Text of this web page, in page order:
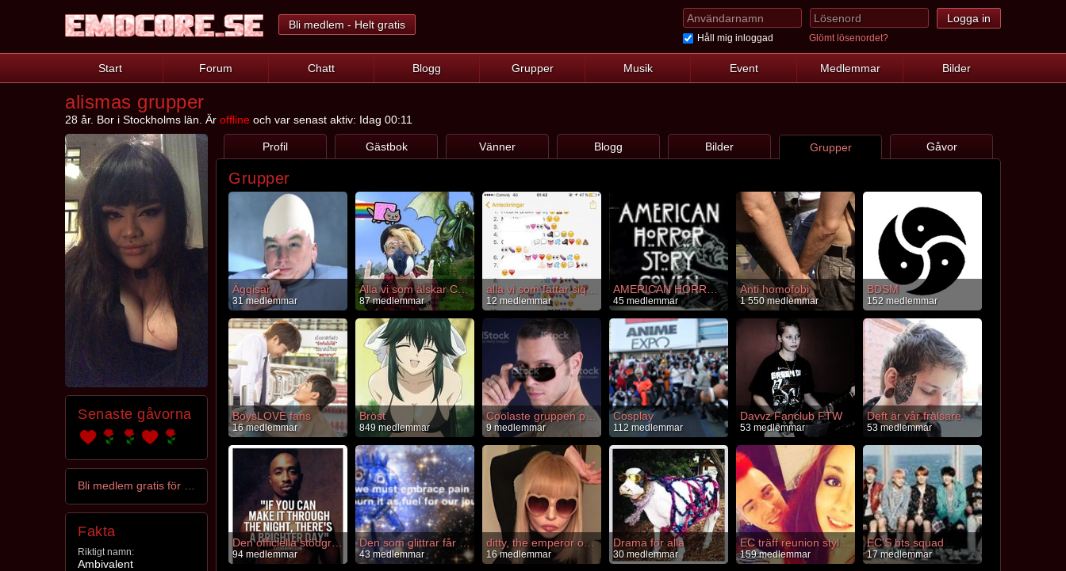
Bli medlem - Helt gratis
Håll mig inloggad Glömt lösenordet?
Start Forum Chatt Blogg Grupper Musik Event Medlemmar Bilder
alismas grupper
28 år. Bor i Stockholms län. Är offline och var senast aktiv: Idag 00:11
Senaste gåvorna
Fakta
Riktigt namn:
Ambivalent
Profil Gästbok Vänner Blogg Bilder Grupper Gåvor
Grupper
Äggisar
31 medlemmar
Alla vi som älskar Cthulucookie
87 medlemmar
alla vi som fattar signaler
12 medlemmar
AMERICAN HORROR STORY
45 medlemmar
Anti homofobi
1 550 medlemmar
BDSM
152 medlemmar
BoysLOVE fans
16 medlemmar
Bröst
849 medlemmar
Coolaste gruppen på ec
9 medlemmar
Cosplay
112 medlemmar
Davvz Fanclub FTW
53 medlemmar
Deft är vår frälsare.
53 medlemmar
Den officiella stödgruppen
94 medlemmar
Den som glittrar får ligga
43 medlemmar
ditty, the emperor of EC
16 medlemmar
Drama för alla
30 medlemmar
EC träff reunion style GBG 2016
159 medlemmar
EC'S bts squad
17 medlemmar